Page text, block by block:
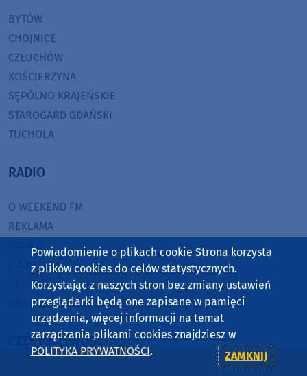
BYTÓW
CHOJNICE
CZŁUCHÓW
KOŚCIERZYNA
SĘPÓLNO KRAJEŃSKIE
STAROGARD GDAŃSKI
TUCHOLA
RADIO
O WEEKEND FM
REKLAMA
JAK SŁUCHAĆ?
HIT-PORT
GRALIŚMY W WEEKEND FM
CZĘSTOTLIWOŚCI
Powiadomienie o plikach cookie Strona korzysta
z plików cookies do celów statystycznych.
Korzystając z naszych stron bez zmiany ustawień
przeglądarki będą one zapisane w pamięci
urządzenia, więcej informacji na temat
zarządzania plikami cookies znajdziesz w
POLITYKA PRYWATNOŚCI. ZAMKNIJ